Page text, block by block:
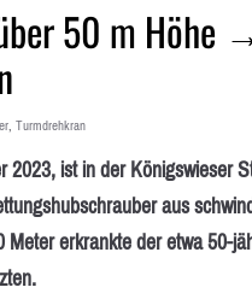
50 m Höhe
, Turmdrehkran
ist in der Königswieser
aus
erkrankte der etwa 50-